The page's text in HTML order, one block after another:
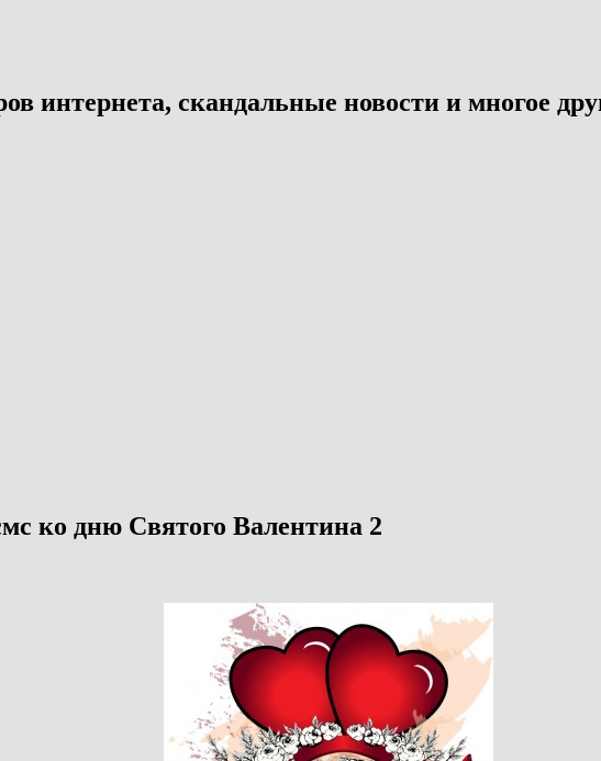
интернета, скандальные новости и многое
ко дню Святого Валентина 2